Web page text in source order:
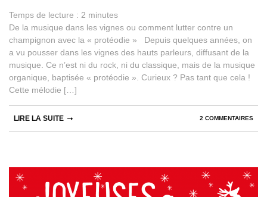
Temps de lecture : 2 minutes
De la musique dans les vignes ou comment lutter contre un
champignon avec la « protéodie » Depuis quelques années, on
a vu pousser dans les vignes des hauts parleurs, diffusant de la
musique. Ce n’est ni du rock, ni du classique, mais de la musique
organique, baptisée « protéodie ». Curieux ? Pas tant que cela !
Cette mélodie […]
2 COMMENTAIRES
LIRE LA SUITE